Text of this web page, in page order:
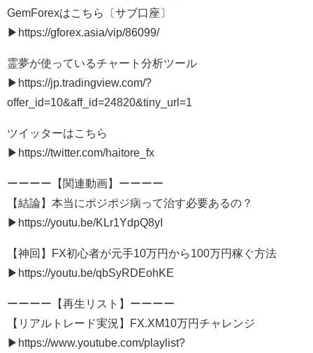
GemForexはこちら〔サブ口座〕
▶︎https://gforex.asia/vip/86099/
霊夢が使っているチャート分析ツール
▶︎https://jp.tradingview.com/?
offer_id=10&aff_id=24820&tiny_url=1
ツイッターはこちら
▶︎https://twitter.com/haitore_fx
ーーーー【関連動画】ーーーー
【結論】本当にポジポジ病って治す必要あるの？
▶︎https://youtu.be/KLr1YdpQ8yI
【神回】FX初心者が元手10万円から100万円稼ぐ方法
▶︎https://youtu.be/qbSyRDEohKE
ーーーー【再生リスト】ーーーー
【リアルトレード実況】FX.XM10万円チャレンジ
▶︎https://www.youtube.com/playlist?